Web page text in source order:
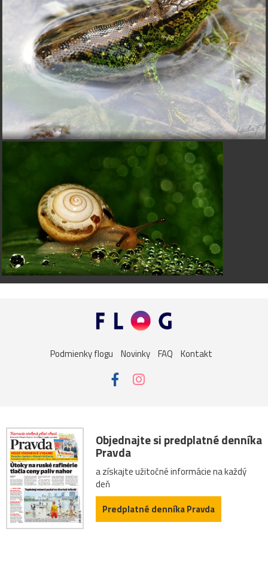
Podmienky flogu Novinky FAQ Kontakt
Objednajte si predplatné denníka
Pravda
a získajte užitočné informácie na každý
deň
Predplatné denníka Pravda